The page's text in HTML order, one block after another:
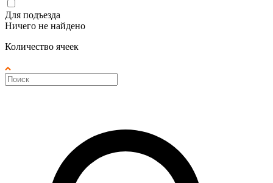
Для подъезда
Ничего не найдено
Количество ячеек